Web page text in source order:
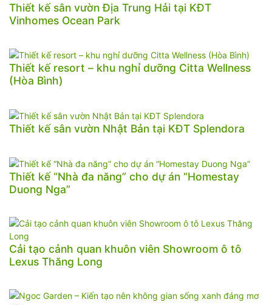
Thiết kế sân vườn Địa Trung Hải tại KĐT
Vinhomes Ocean Park
Thiết kế resort – khu nghỉ dưỡng Citta Wellness
(Hòa Bình)
Thiết kế sân vườn Nhật Bản tại KĐT Splendora
Thiết kế “Nhà đa năng” cho dự án “Homestay
Duong Nga”
Cải tạo cảnh quan khuôn viên Showroom ô tô
Lexus Thăng Long